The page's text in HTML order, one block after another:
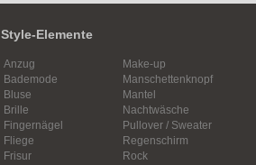
Style-Elemente
Anzug
Bademode
Bluse
Brille
Fingernägel
Fliege
Frisur
Make-up
Manschettenknopf
Mantel
Nachtwäsche
Pullover / Sweater
Regenschirm
Rock